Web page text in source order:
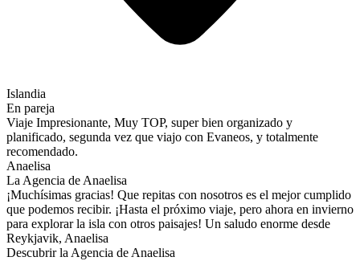
Islandia
En pareja
Viaje Impresionante, Muy TOP, super bien organizado y
planificado, segunda vez que viajo con Evaneos, y totalmente
recomendado.
Anaelisa
La Agencia de Anaelisa
¡Muchísimas gracias! Que repitas con nosotros es el mejor cumplido
que podemos recibir. ¡Hasta el próximo viaje, pero ahora en invierno
para explorar la isla con otros paisajes! Un saludo enorme desde
Reykjavik, Anaelisa
Descubrir la Agencia de Anaelisa